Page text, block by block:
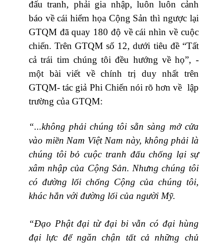
đấu tranh, phải gia nhập, luôn luôn cảnh
báo về cái hiểm họa Cộng Sản thì ngược lại
GTQM đã quay 180 độ về cái nhìn về cuộc
chiến. Trên GTQM số 12, dưới tiêu đề “Tất
cả trái tim chúng tôi đều hướng về họ”, -
một bài viết về chính trị duy nhất trên
GTQM- tác giả Phi Chiến nói rõ hơn về lập
trường của GTQM:
“...không phải chúng tôi sẵn sàng mở cửa
vào miền Nam Việt Nam này, không phải là
chúng tôi bỏ cuộc tranh đấu chống lại sự
xâm nhập của Cộng Sản. Nhưng chúng tôi
có đường lối chống Cộng của chúng tôi,
khác hẳn với đường lối của người Mỹ.
“Đạo Phật đại từ đại bi vẫn có đại hùng
đại lực để ngăn chận tất cả những chủ